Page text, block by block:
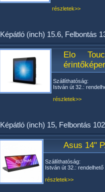
részletek>>
Képátló (inch) 15.6, Felbontás
Elo
Szállíthatóság:
István út 32.:
részletek>>
Képátló (inch) 15, Felbontás
Asus 14"
Szállíthatóság:
István út 32.: rendelhető
részletek>>